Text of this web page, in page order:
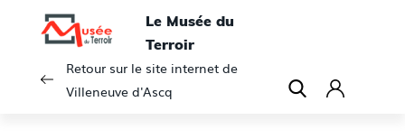
Le Musée du
Terroir
Retour sur le site internet de
Villeneuve d'Ascq
C